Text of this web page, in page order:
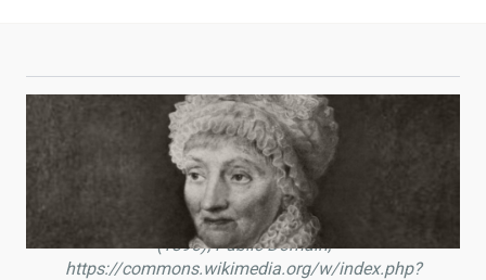
By M. F. Tielemanm – Between pages 114 and 115 of
Agnes Clerke’s The Herschels and Modern Astronomy
(1895), Public Domain,
https://commons.wikimedia.org/w/index.php?